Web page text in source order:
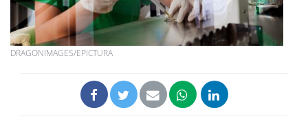
DRAGONIMAGES/EPICTURA